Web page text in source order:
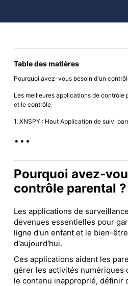
Table des matières
Pourquoi avez-vous besoin d'un
Les meilleures applications de contrôle
et le contrôle
1. XNSPY : Haut Application de suivi
...
Pourquoi avez-
contrôle parental ?
Les applications de
devenues essentielles pour
ligne d'un enfant et le bien-
d'aujourd'hui.
Ces applications aident les
gérer les activités numériques
le contenu inapproprié, définir